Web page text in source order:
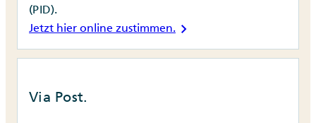
(PID).
Jetzt hier online zustimmen. chevron_right
Via Post.